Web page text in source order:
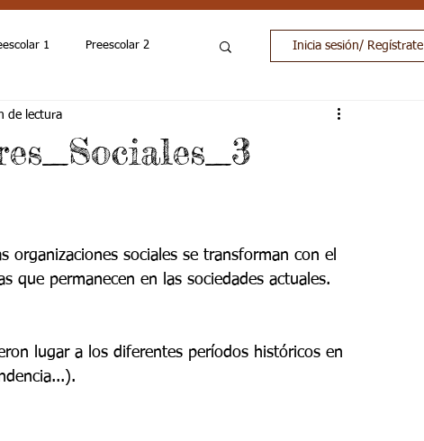
1 Preescolar 2
Grado 6
Transición-2020
Inicia sesión/ Regístrate
de lectura
organizaciones sociales se transforman con el
que permanecen en las sociedades actuales.
lugar a los diferentes períodos históricos en